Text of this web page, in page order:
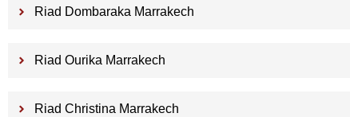
Riad Dombaraka Marrakech
Riad Ourika Marrakech
Riad Christina Marrakech